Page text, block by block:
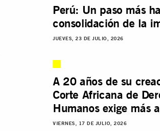
Perú: Un paso más
consolidación de la
JUEVES, 23 DE JULIO, 2026
A 20 años de su
Corte Africana de
Humanos exige más
VIERNES, 17 DE JULIO, 2026